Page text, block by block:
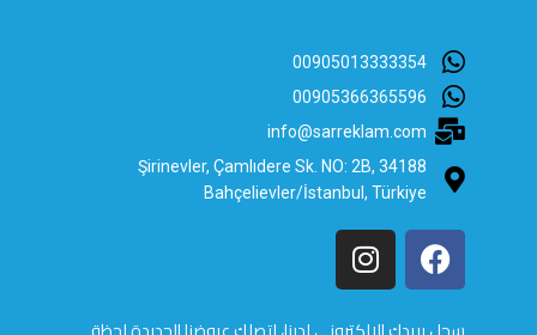
00905013333354
00905366365596
info@sarreklam.com
Şirinevler, Çamlıdere Sk. NO: 2B, 34188
Bahçelievler/İstanbul, Türkiye